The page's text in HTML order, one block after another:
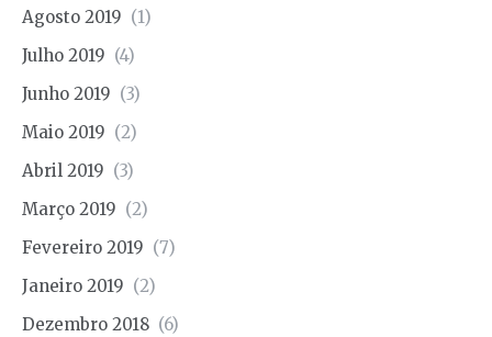
Agosto 2019 (1)
Julho 2019 (4)
Junho 2019 (3)
Maio 2019 (2)
Abril 2019 (3)
Março 2019 (2)
Fevereiro 2019 (7)
Janeiro 2019 (2)
Dezembro 2018 (6)